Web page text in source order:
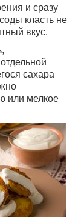
и сразу
класть не
вкус.
сахара
или мелкое